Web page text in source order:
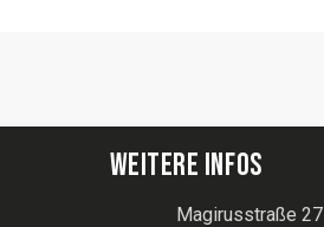
WEITERE INFOS
Magirusstraße 27